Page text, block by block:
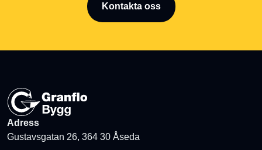
Kontakta oss
Adress
Gustavsgatan 26, 364 30 Åseda